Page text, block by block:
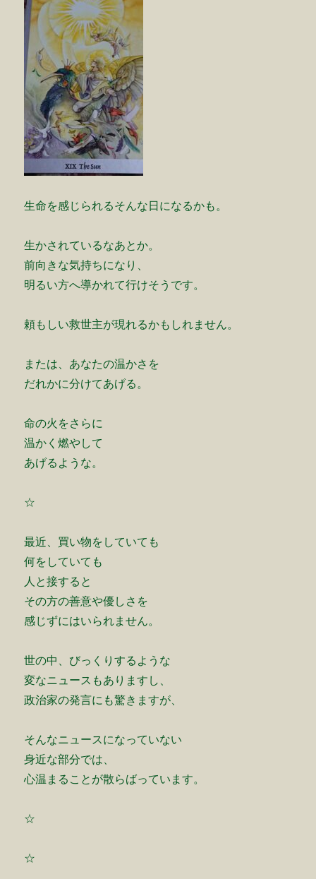
生命を感じられるそんな日になるかも。
生かされているなあとか。
前向きな気持ちになり、
明るい方へ導かれて行けそうです。
頼もしい救世主が現れるかもしれません。
または、あなたの温かさを
だれかに分けてあげる。
命の火をさらに
温かく燃やして
あげるような。
☆
最近、買い物をしていても
何をしていても
人と接すると
その方の善意や優しさを
感じずにはいられません。
世の中、びっくりするような
変なニュースもありますし、
政治家の発言にも驚きますが、
そんなニュースになっていない
身近な部分では、
心温まることが散らばっています。
☆
☆